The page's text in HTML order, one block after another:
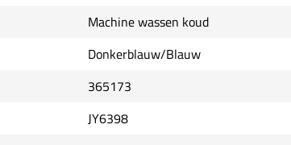
Machine wassen koud
Donkerblauw/Blauw
365173
JY6398